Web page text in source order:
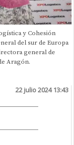
y Cohesión
del sur de Europa
general de
Aragón.
22 julio 2024 13:43